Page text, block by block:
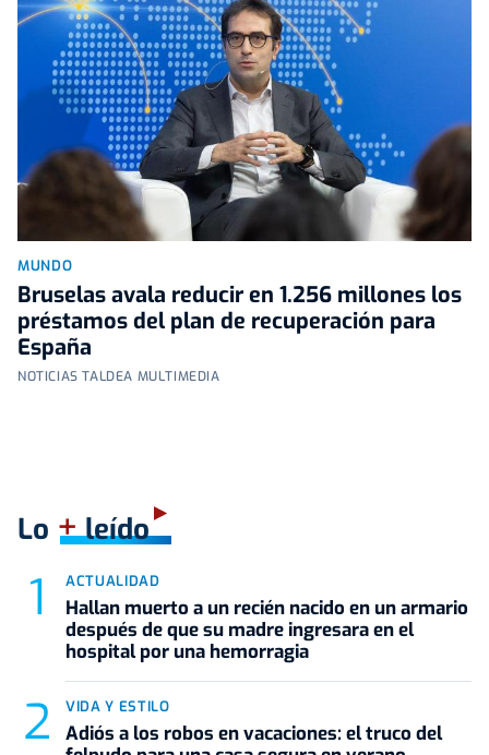
MUNDO
Bruselas avala reducir en 1.256 millones los
préstamos del plan de recuperación para
España
NOTICIAS TALDEA MULTIMEDIA
Lo +leído
ACTUALIDAD
Hallan muerto a un recién nacido en un armario
después de que su madre ingresara en el
hospital por una hemorragia
VIDA Y ESTILO
Adiós a los robos en vacaciones: el truco del